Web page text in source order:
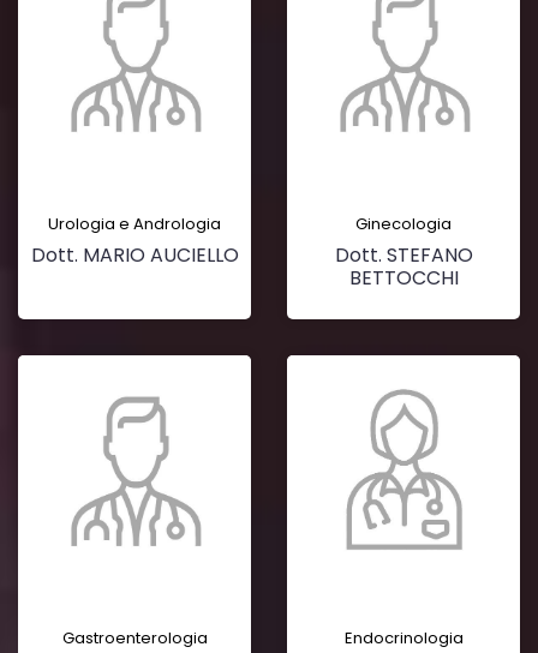
Urologia e Andrologia
Dott. MARIO AUCIELLO
Ginecologia
Dott. STEFANO
BETTOCCHI
Gastroenterologia Endocrinologia